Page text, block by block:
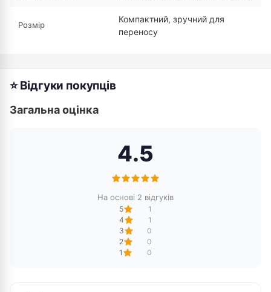
Розмір
Компактний, зручний для
переносу
⭐ Відгуки покупців
Загальна оцінка
4.5
На основі 2 відгуків
5
1
4
1
3
0
2
0
1
0